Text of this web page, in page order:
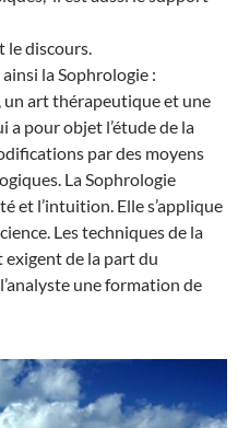
le discours.
la Sophrologie :
un art thérapeutique et une
a pour objet l’étude de la
par des moyens
La Sophrologie
et l’intuition. Elle s’applique
Les techniques de la
de la part du
une formation de